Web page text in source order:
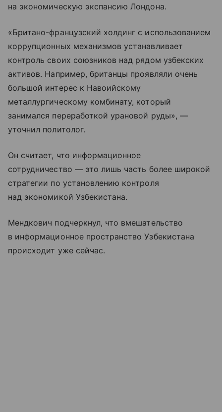
на экономическую экспансию Лондона.
«Британо-французский холдинг с использованием
коррупционных механизмов устанавливает
контроль своих союзников над рядом узбекских
активов. Например, британцы проявляли очень
большой интерес к Навоийскому
металлургическому комбинату, который
занимался переработкой урановой руды», —
уточнил политолог.
Он считает, что информационное
сотрудничество — это лишь часть более широкой
стратегии по установлению контроля
над экономикой Узбекистана.
Мендкович подчеркнул, что вмешательство
в информационное пространство Узбекистана
происходит уже сейчас.